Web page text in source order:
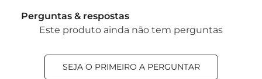
Perguntas & respostas
Este produto ainda não tem perguntas
SEJA O PRIMEIRO A PERGUNTAR